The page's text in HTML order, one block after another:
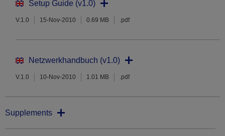
Setup Guide (v1.0)
V.1.0 15-Nov-2010 0.69 MB .pdf
Netzwerkhandbuch (v1.0)
V.1.0 10-Nov-2010 1.01 MB .pdf
Supplements